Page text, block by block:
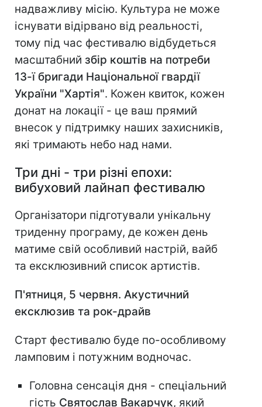
надважливу місію. Культура не може
існувати відірвано від реальності,
тому під час фестивалю відбудеться
масштабний збір коштів на потреби
13-ї бригади Національної гвардії
України "Хартія". Кожен квиток, кожен
донат на локації - це ваш прямий
внесок у підтримку наших захисників,
які тримають небо над нами.
Три дні - три різні епохи:
вибуховий лайнап фестивалю
Організатори підготували унікальну
триденну програму, де кожен день
матиме свій особливий настрій, вайб
та ексклюзивний список артистів.
П'ятниця, 5 червня. Акустичний
ексклюзив та рок-драйв
Старт фестивалю буде по-особливому
ламповим і потужним водночас.
Головна сенсація дня - спеціальний
гість Святослав Вакарчук, який